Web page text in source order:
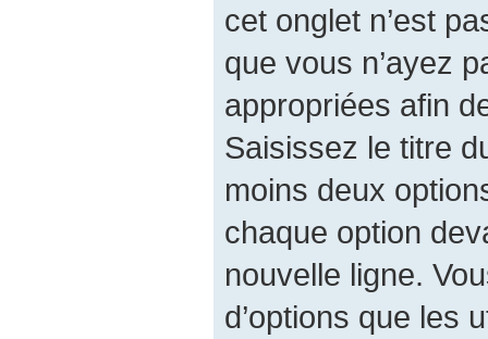
cet onglet n’est
que vous n’ayez
appropriées afin
Saisissez le titre
moins deux
chaque option
nouvelle ligne.
d’options que les